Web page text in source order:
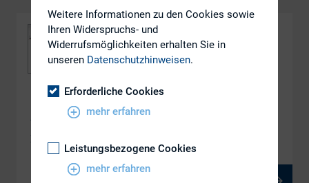
DOWNLOAD
Wahrnehmungsanalyse – Daueraufgabe statt
Weitere Informationen zu den Cookies sowie
Ihren Widerspruchs- und
Widerrufsmöglichkeiten erhalten Sie in
unseren Datenschutzhinweisen.
Erforderliche Cookies
mehr erfahren
Leistungsbezogene Cookies
mehr erfahren